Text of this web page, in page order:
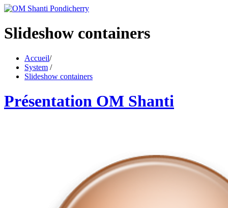
Slideshow containers
Accueil/
System /
Slideshow containers
Présentation OM Shanti